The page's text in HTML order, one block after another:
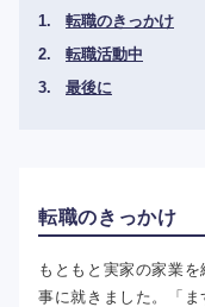
転職のきっかけ
転職活動中
最後に
転職のきっかけ
もともと実家の家業
事に就きました。「